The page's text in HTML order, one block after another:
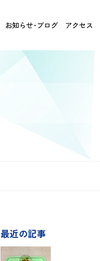
お知らせ･ブログ アクセス
最近の記事